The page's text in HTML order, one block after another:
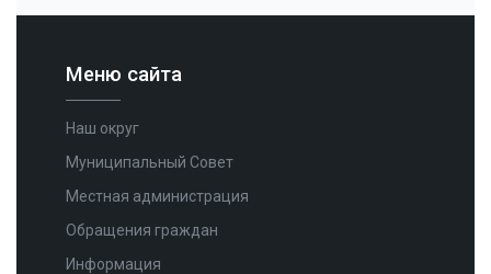
Меню сайта
Наш округ
Муниципальный Совет
Местная администрация
Обращения граждан
Информация